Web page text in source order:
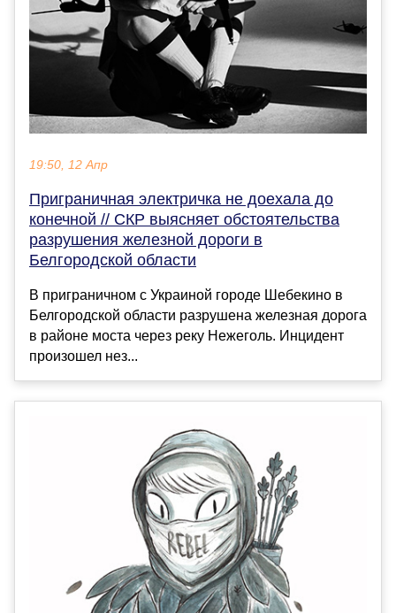
19:50, 12 Апр
Приграничная электричка не доехала до
конечной // СКР выясняет обстоятельства
разрушения железной дороги в
Белгородской области
В приграничном с Украиной городе Шебекино в
Белгородской области разрушена железная дорога
в районе моста через реку Нежеголь. Инцидент
произошел нез...